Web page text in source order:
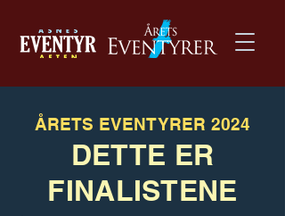
ÅRETS EVENTYRER 2024
DETTE ER
FINALISTENE